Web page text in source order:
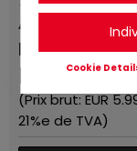
Annonce
permanente
EUR4.950
(Prix ​​brut: EUR
21%e de TVA)
Cookie